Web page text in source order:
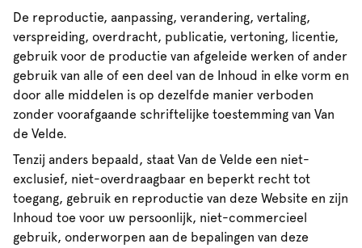
De reproductie, aanpassing, verandering, vertaling,
verspreiding, overdracht, publicatie, vertoning, licentie,
gebruik voor de productie van afgeleide werken of ander
gebruik van alle of een deel van de Inhoud in elke vorm en
door alle middelen is op dezelfde manier verboden
zonder voorafgaande schriftelijke toestemming van Van
de Velde.
Tenzij anders bepaald, staat Van de Velde een niet-
exclusief, niet-overdraagbaar en beperkt recht tot
toegang, gebruik en reproductie van deze Website en zijn
Inhoud toe voor uw persoonlijk, niet-commercieel
gebruik, onderworpen aan de bepalingen van deze